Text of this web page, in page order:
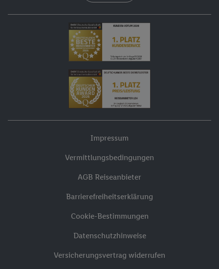
Impressum
Vermittlungsbedingungen
AGB Reiseanbieter
Barrierefreiheitserklärung
Cookie-Bestimmungen
Datenschutzhinweise
Versicherungsvertrag widerrufen